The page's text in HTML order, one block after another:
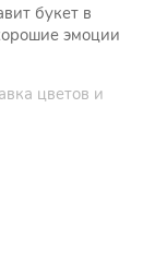
букет в
эмоции
цветов и